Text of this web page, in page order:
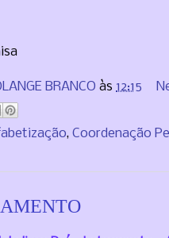
BRANCO às 12:15
, Coordenação